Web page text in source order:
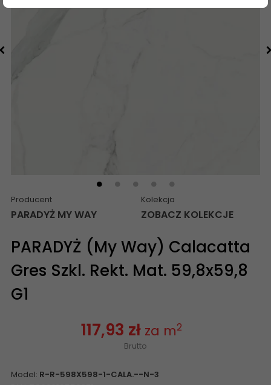
Producent
PARADYŻ MY WAY
Kolekcja
ZOBACZ KOLEKCJE
PARADYŻ (My Way) Calacatta
Gres Szkl. Rekt. Mat. 59,8x59,8
G1
117,93 zł za m2
Brutto
Model: R-R-598X598-1-CALA.--N-3